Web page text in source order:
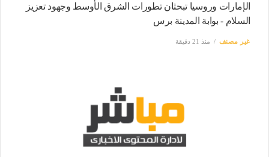
الإمارات وروسيا تبحثان تطورات الشرق الأوسط وجهود تعزيز
السلام - بوابة المدينة برس
غير مصنف منذ 21 دقيقة